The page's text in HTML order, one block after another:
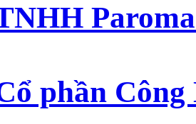
phần Công